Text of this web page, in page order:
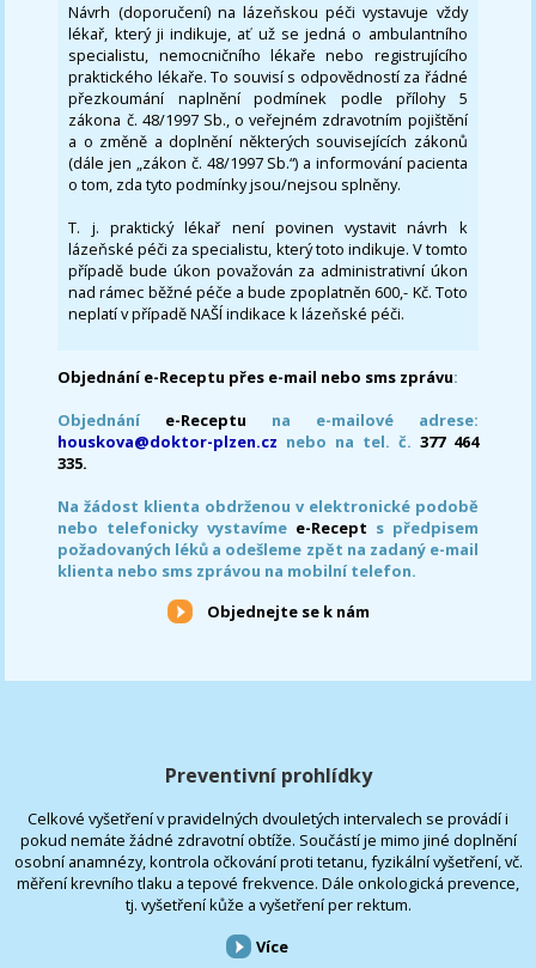
Návrh (doporučení) na lázeňskou péči vystavuje vždy
lékař, který ji indikuje, ať už se jedná o ambulantního
specialistu, nemocničního lékaře nebo registrujícího
praktického lékaře. To souvisí s odpovědností za řádné
přezkoumání naplnění podmínek podle přílohy 5
zákona č. 48/1997 Sb., o veřejném zdravotním pojištění
a o změně a doplnění některých souvisejících zákonů
(dále jen „zákon č. 48/1997 Sb.“) a informování pacienta
o tom, zda tyto podmínky jsou/nejsou splněny.
T. j. praktický lékař není povinen vystavit návrh k
lázeňské péči za specialistu, který toto indikuje. V tomto
případě bude úkon považován za administrativní úkon
nad rámec běžné péče a bude zpoplatněn 600,- Kč. Toto
neplatí v případě NAŠÍ indikace k lázeňské péči.
Objednání e-Receptu přes e-mail nebo sms zprávu:
Objednání e-Receptu na e-mailové adrese:
houskova@doktor-plzen.cz nebo na tel. č. 377 464
335.
Na žádost klienta obdrženou v elektronické podobě
nebo telefonicky vystavíme e-Recept s předpisem
požadovaných léků a odešleme zpět na zadaný e-mail
klienta nebo sms zprávou na mobilní telefon.
Objednejte se k nám
Preventivní prohlídky
Celkové vyšetření v pravidelných dvouletých intervalech se provádí i
pokud nemáte žádné zdravotní obtíže. Součástí je mimo jiné doplnění
osobní anamnézy, kontrola očkování proti tetanu, fyzikální vyšetření, vč.
měření krevního tlaku a tepové frekvence. Dále onkologická prevence,
tj. vyšetření kůže a vyšetření per rektum.
Více